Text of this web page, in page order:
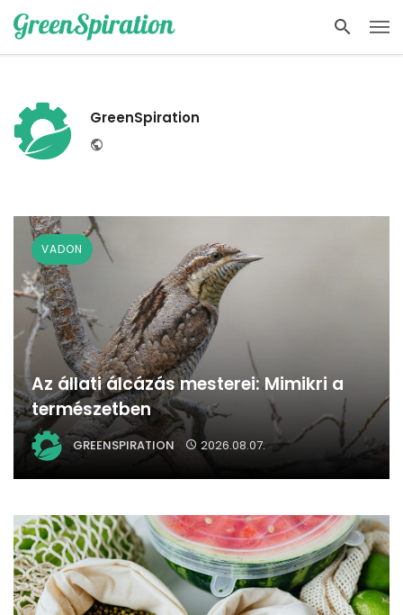
GreenSpiration
Az állati álcázás mesterei: Mimikri a
természetben
GREENSPIRATION 2026.08.07.
VADON